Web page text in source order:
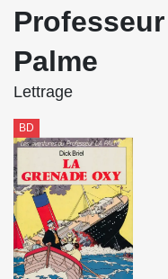
Palme
Lettrage
BD